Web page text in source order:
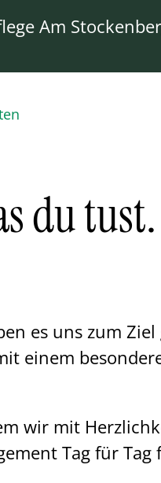
Am
du tust.
es uns zum
einem
wir mit
Tag für Tag